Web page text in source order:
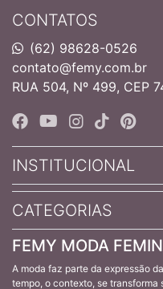
CONTATOS
(62) 98628-0526
contato@femy.com.br
RUA 504, Nº 499, CEP
INSTITUCIONAL
CATEGORIAS
FEMY MODA
A moda faz parte da expressão
tempo, o contexto, se transforma